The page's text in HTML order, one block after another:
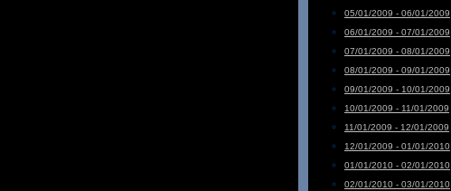
05/01/2009 - 06/01/2009
06/01/2009 - 07/01/2009
07/01/2009 - 08/01/2009
08/01/2009 - 09/01/2009
09/01/2009 - 10/01/2009
10/01/2009 - 11/01/2009
11/01/2009 - 12/01/2009
12/01/2009 - 01/01/2010
01/01/2010 - 02/01/2010
02/01/2010 - 03/01/2010